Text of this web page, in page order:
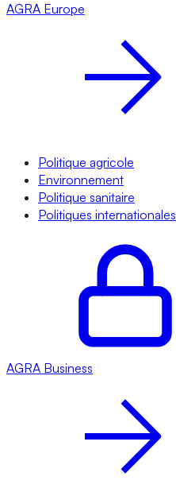
AGRA Europe
Politique agricole
Environnement
Politique sanitaire
Politiques internationales
AGRA Business